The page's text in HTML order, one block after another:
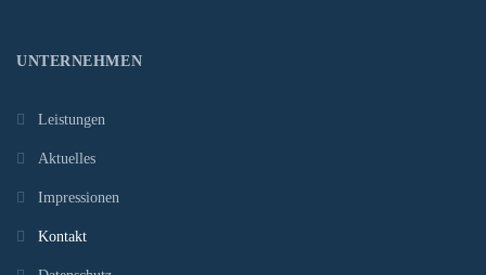
UNTERNEHMEN
Leistungen
Aktuelles
Impressionen
Kontakt